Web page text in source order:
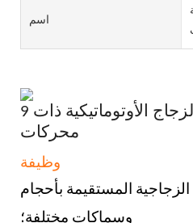
اسم
ماكينة حواف الزجاج الأوتوماتيكية ذات 9
محركات
وظيفة
الزجاجية المستقيمة بأحجام